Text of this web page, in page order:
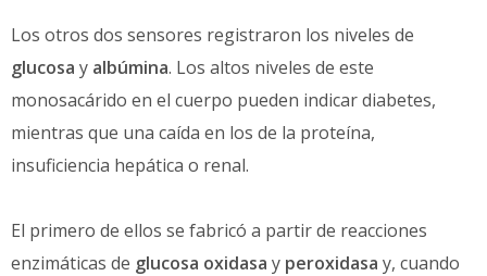
Los otros dos sensores registraron los niveles de
glucosa y albúmina. Los altos niveles de este
monosacárido en el cuerpo pueden indicar diabetes,
mientras que una caída en los de la proteína,
insuficiencia hepática o renal.
El primero de ellos se fabricó a partir de reacciones
enzimáticas de glucosa oxidasa y peroxidasa y, cuando